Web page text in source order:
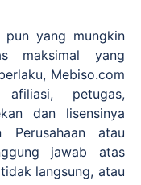
pun yang mungkin
maksimal yang
Mebiso.com
petugas,
dan lisensinya
atau
jawab atas
langsung, atau